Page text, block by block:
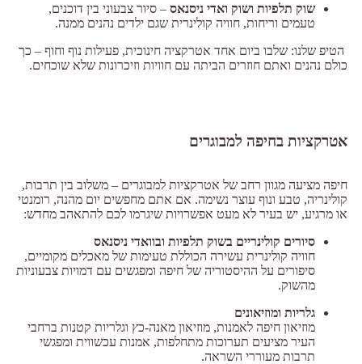
שוק תלפיות ושוק ואדי ניסנאס – סיור צבעוני בין דוכנים,
טעמים וריחות, חוויה קולינרית שגם ילדים נהנים ממנה.
הטיפ שלנו: שלבו ביום אחד אטרקציה חינוכית, פעילות נוף וחוף – כך
כולם נהנים ואתם חוזרים הביתה עם חוויות וזיכרונות שלא שוכחים.
אטרקציות בחיפה למבוגרים
חיפה מציעה מגוון רחב של אטרקציות למבוגרים – משלוב בין תרבות,
קולינריה, טבע ונוף עוצר נשימה. אם אתם מחפשים יום מהנה, רומנטי
או מרגיע, יש בעיר לא מעט אפשרויות שיגרמו לכם להתאהב מחדש:
סיורים קולינריים בשוק תלפיות ובוואדי ניסנאס
חוויה קולינרית עשירה הכוללת טעימות של מאכלים מקומיים,
סיפורים על ההיסטוריה של חיפה ומפגשים עם דמויות צבעוניות
מהשוק.
גלריות ומוזיאונים
מוזיאון חיפה לאמנות, מוזיאון מאנה-כץ וגלריות קטנות ברחבי
העיר מציעים תערוכות מתחלפות, אמנות עכשווית ומפגשי
תרבות מעוררי השראה.